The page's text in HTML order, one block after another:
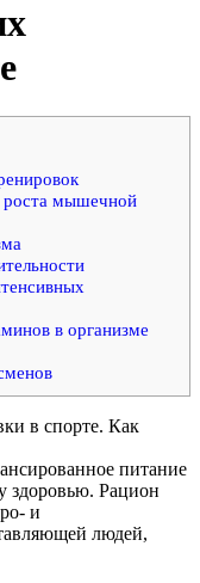
роста мышечной
в организме
в спорте. Как
питание
здоровью. Рацион
и
людей,